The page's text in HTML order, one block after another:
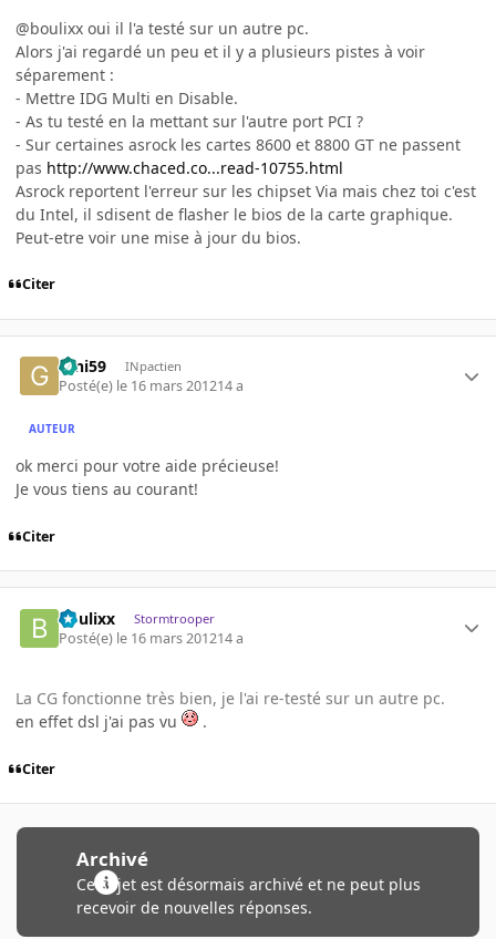
@boulixx oui il l'a testé sur un autre pc.
Alors j'ai regardé un peu et il y a plusieurs pistes à voir
séparement :
- Mettre IDG Multi en Disable.
- As tu testé en la mettant sur l'autre port PCI ?
- Sur certaines asrock les cartes 8600 et 8800 GT ne passent
pas http://www.chaced.co...read-10755.html
Asrock reportent l'erreur sur les chipset Via mais chez toi c'est
du Intel, il sdisent de flasher le bios de la carte graphique.
Peut-etre voir une mise à jour du bios.
Citer
Gini59 INpactien
Posté(e) le 16 mars 201214 a
AUTEUR
ok merci pour votre aide précieuse!
Je vous tiens au courant!
Citer
boulixx Stormtrooper
Posté(e) le 16 mars 201214 a
La CG fonctionne très bien, je l'ai re-testé sur un autre pc.
en effet dsl j'ai pas vu
.
Citer
Archivé
Ce sujet est désormais archivé et ne peut plus
recevoir de nouvelles réponses.